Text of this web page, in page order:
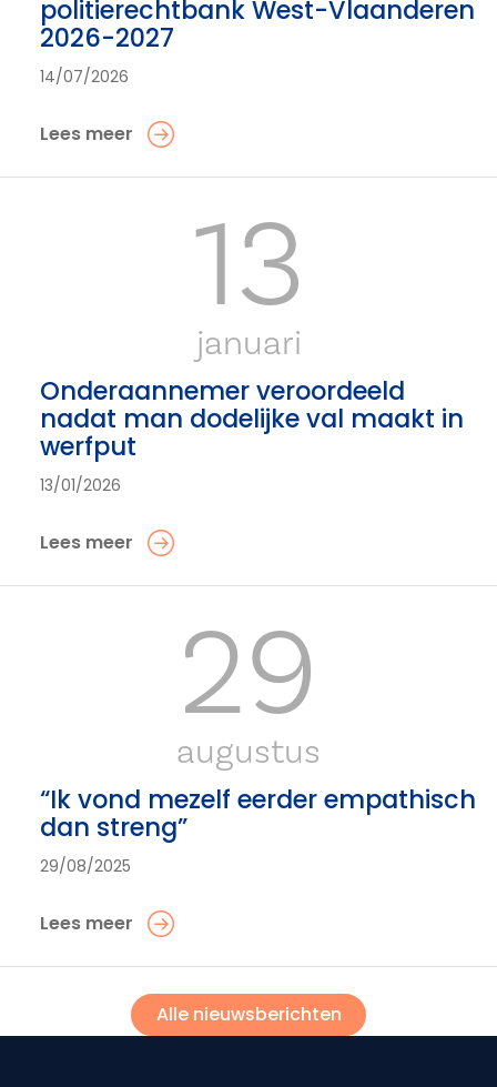
politierechtbank West-Vlaanderen
2026-2027
14/07/2026
Lees meer
13
januari
Onderaannemer veroordeeld
nadat man dodelijke val maakt in
werfput
13/01/2026
Lees meer
29
augustus
“Ik vond mezelf eerder empathisch
dan streng”
29/08/2025
Lees meer
Alle nieuwsberichten